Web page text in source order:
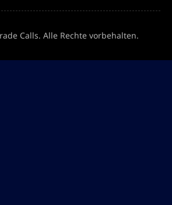
Calls. Alle Rechte vorbehalten.